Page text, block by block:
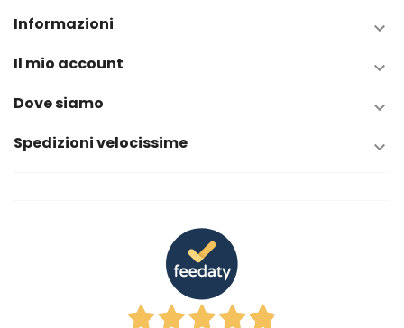
Informazioni 
Il mio account 
Dove siamo 
Spedizioni velocissime 